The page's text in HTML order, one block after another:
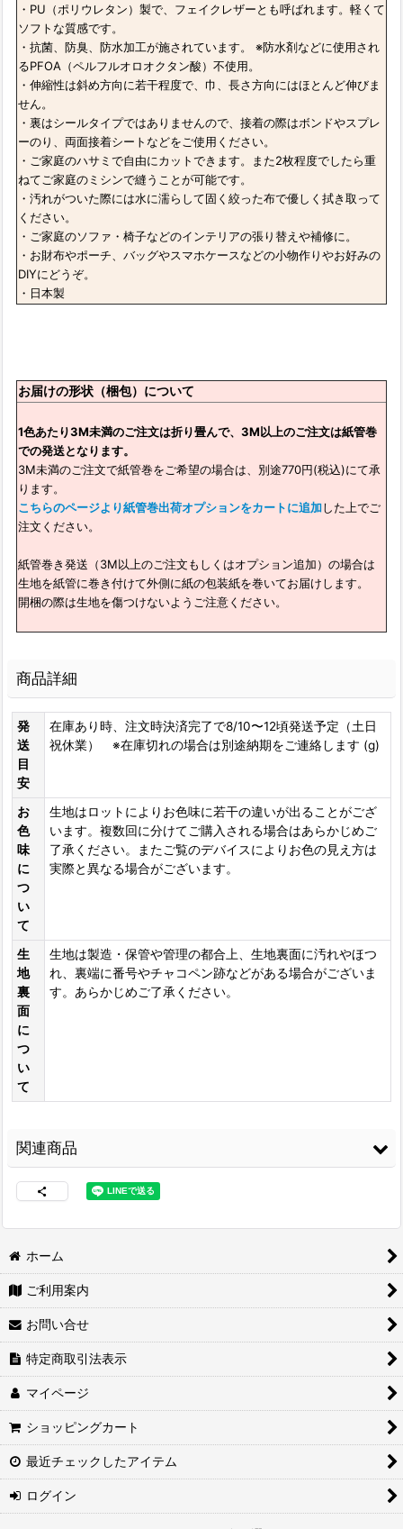
・PU（ポリウレタン）製で、フェイクレザーとも呼ばれます。軽くて
ソフトな質感です。
・抗菌、防臭、防水加工が施されています。 ※防水剤などに使用され
るPFOA（ペルフルオロオクタン酸）不使用。
・伸縮性は斜め方向に若干程度で、巾、長さ方向にはほとんど伸びま
せん。
・裏はシールタイプではありませんので、接着の際はボンドやスプレ
ーのり、両面接着シートなどをご使用ください。
・ご家庭のハサミで自由にカットできます。また2枚程度でしたら重
ねてご家庭のミシンで縫うことが可能です。
・汚れがついた際には水に濡らして固く絞った布で優しく拭き取って
ください。
・ご家庭のソファ・椅子などのインテリアの張り替えや補修に。
・お財布やポーチ、バッグやスマホケースなどの小物作りやお好みの
DIYにどうぞ。
・日本製
お届けの形状（梱包）について
1色あたり3M未満のご注文は折り畳んで、3M以上のご注文は紙管巻
での発送となります。
3M未満のご注文で紙管巻をご希望の場合は、別途770円(税込)にて承
ります。
こちらのページより紙管巻出荷オプションをカートに追加した上でご
注文ください。
紙管巻き発送（3M以上のご注文もしくはオプション追加）の場合は
生地を紙管に巻き付けて外側に紙の包装紙を巻いてお届けします。
開梱の際は生地を傷つけないようご注意ください。
商品詳細
発
送
目
安
在庫あり時、注文時決済完了で8/10〜12頃発送予定（土日
祝休業） ※在庫切れの場合は別途納期をご連絡します (g)
お
色
味
に
つ
い
て
生地はロットによりお色味に若干の違いが出ることがござ
います。複数回に分けてご購入される場合はあらかじめご
了承ください。またご覧のデバイスによりお色の見え方は
実際と異なる場合がございます。
生
地
裏
面
に
つ
い
て
生地は製造・保管や管理の都合上、生地裏面に汚れやほつ
れ、裏端に番号やチャコペン跡などがある場合がございま
す。あらかじめご了承ください。
関連商品
両面接着シート [WS-
100]
2,460円(税込)
コニシ ボンド Gクリ
CLEAR170]
コニシ ボンド Gクリ
CLEAR20]
3M スプレーのり
紙管巻出荷（合皮生
ホーム
ご利用案内
お問い合せ
特定商取引法表示
マイページ
ショッピングカート
最近チェックしたアイテム
ログイン